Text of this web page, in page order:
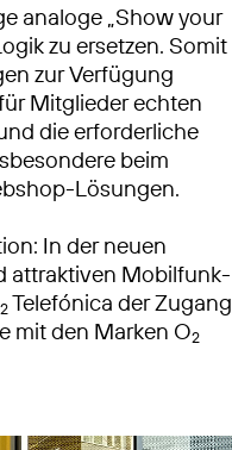
analoge „Show your
zu ersetzen. Somit
zur Verfügung
Mitglieder echten
die erforderliche
beim
Lösungen.
In der neuen
attraktiven Mobilfunk-
2Telefónica der Zugang
mit den Marken O2